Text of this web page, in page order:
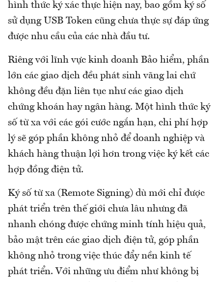
hình thức ký xác thực hiện nay, bao gồm ký số
sử dụng USB Token cũng chưa thực sự đáp ứng
được nhu cầu của các nhà đầu tư.
Riêng với lĩnh vực kinh doanh Bảo hiểm, phần
lớn các giao dịch đều phát sinh vãng lai chứ
không đều đặn liên tục như các giao dịch
chứng khoán hay ngân hàng. Một hình thức ký
số từ xa với các gói cước ngắn hạn, chi phí hợp
lý sẽ góp phần không nhỏ để doanh nghiệp và
khách hàng thuận lợi hơn trong việc ký kết các
hợp đồng điện tử.
Ký số từ xa (Remote Signing) dù mới chỉ được
phát triển trên thế giới chưa lâu nhưng đã
nhanh chóng được chứng minh tính hiệu quả,
bảo mật trên các giao dịch điện tử, góp phần
không nhỏ trong việc thúc đẩy nền kinh tế
phát triển. Với những ưu điểm như không bị